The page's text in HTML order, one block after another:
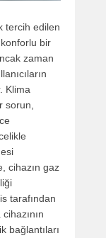
tercih edilen
konforlu bir
zaman
Klima
sorun,
cihazın gaz
tarafından
bağlantıları